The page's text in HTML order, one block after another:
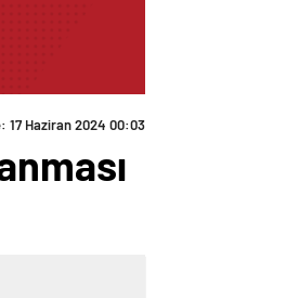
17 Haziran 2024 00:03